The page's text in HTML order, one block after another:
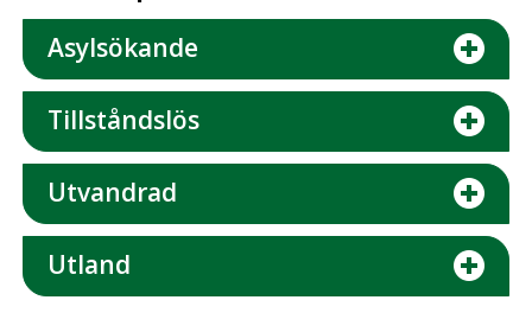
Asylsökande
Tillståndslös
Utvandrad
Utland